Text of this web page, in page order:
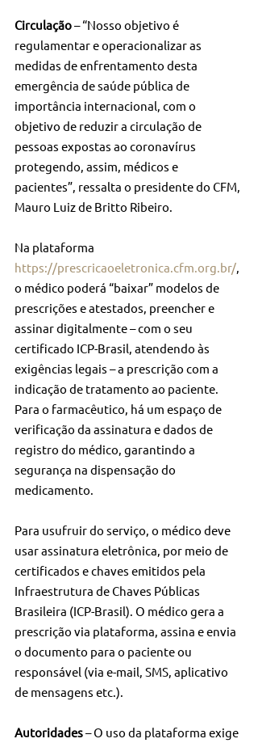
Circulação – “Nosso objetivo é
regulamentar e operacionalizar as
medidas de enfrentamento desta
emergência de saúde pública de
importância internacional, com o
objetivo de reduzir a circulação de
pessoas expostas ao coronavírus
protegendo, assim, médicos e
pacientes”, ressalta o presidente do CFM,
Mauro Luiz de Britto Ribeiro.
Na plataforma
https://prescricaoeletronica.cfm.org.br/
o médico poderá “baixar” modelos de
prescrições e atestados, preencher e
assinar digitalmente – com o seu
certificado ICP-Brasil, atendendo às
exigências legais – a prescrição com a
indicação de tratamento ao paciente.
Para o farmacêutico, há um espaço de
verificação da assinatura e dados de
registro do médico, garantindo a
segurança na dispensação do
medicamento.
Para usufruir do serviço, o médico deve
usar assinatura eletrônica, por meio de
certificados e chaves emitidos pela
Infraestrutura de Chaves Públicas
Brasileira (ICP-Brasil). O médico gera a
prescrição via plataforma, assina e envia
o documento para o paciente ou
responsável (via e-mail, SMS, aplicativo
de mensagens etc.).
Autoridades – O uso da plataforma exige